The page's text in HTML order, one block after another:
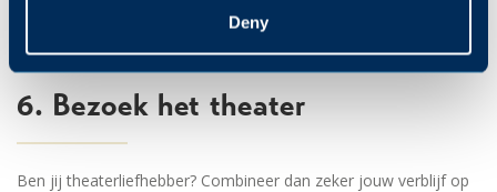
Deny
6. Bezoek het theater
Ben jij theaterliefhebber? Combineer dan zeker jouw verblijf op